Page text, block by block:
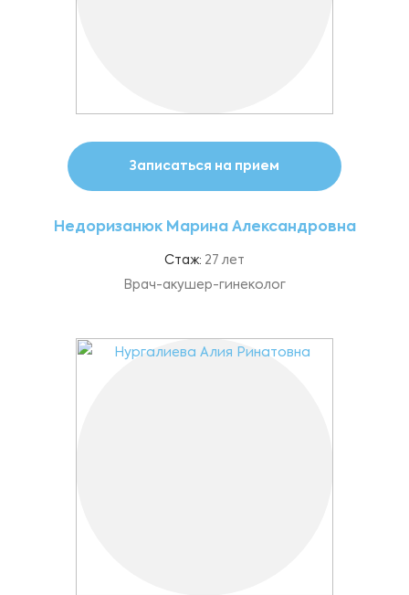
Записаться на прием
Недоризанюк Марина Александровна
Стаж: 27 лет
Врач-акушер-гинеколог